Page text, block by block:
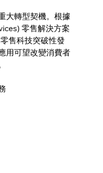
大轉型契機。根據
零售解決方案
售科技突破性發
用可望改變消費者